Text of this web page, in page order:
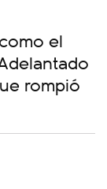
el
rompió